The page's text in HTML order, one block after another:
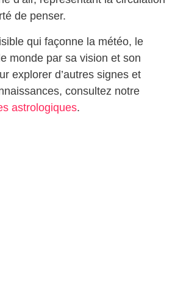
de penser.
qui façonne la météo, le
monde par sa vision et son
explorer d’autres signes et
consultez notre
astrologiques.